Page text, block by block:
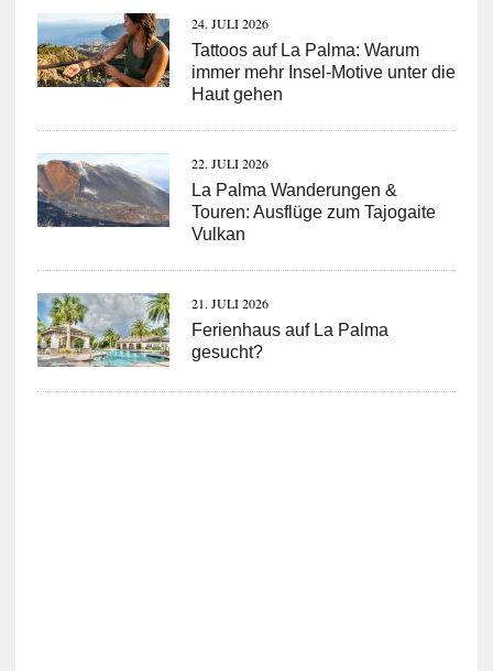
24. JULI 2026
Tattoos auf La Palma: Warum
immer mehr Insel-Motive unter die
Haut gehen
22. JULI 2026
La Palma Wanderungen &
Touren: Ausflüge zum Tajogaite
Vulkan
21. JULI 2026
Ferienhaus auf La Palma
gesucht?